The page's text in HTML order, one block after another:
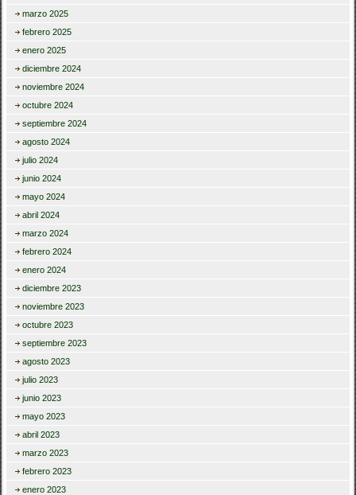
marzo 2025
febrero 2025
enero 2025
diciembre 2024
noviembre 2024
octubre 2024
septiembre 2024
agosto 2024
julio 2024
junio 2024
mayo 2024
abril 2024
marzo 2024
febrero 2024
enero 2024
diciembre 2023
noviembre 2023
octubre 2023
septiembre 2023
agosto 2023
julio 2023
junio 2023
mayo 2023
abril 2023
marzo 2023
febrero 2023
enero 2023